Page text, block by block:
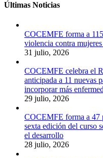
Últimas Noticias
COCEMFE forma a
violencia contra
31 julio, 2026
COCEMFE celebra el
anticipada a 11 nuevas
incorporar más
29 julio, 2026
COCEMFE forma a 47
sexta edición del curso
el desarrollo
28 julio, 2026